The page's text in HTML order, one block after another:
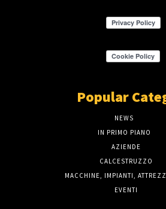
Popular
NEWS
IN PRIMO PIANO
AZIENDE
CALCESTRUZZO
MACCHINE, IMPIANTI,
EVENTI